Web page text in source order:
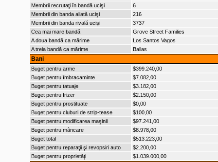
Membrii recrutaţi în bandă ucişi
6
Membrii din banda aliată ucişi
216
Membrii din banda rivală ucişi
3737
Cea mai mare bandă
Grove Street Families
A doua bandă ca mărime
Los Santos Vagos
A treia bandă ca mărime
Ballas
Bani
Buget pentru arme
$399.240,00
Buget pentru îmbracaminte
$7.082,00
Buget pentru tatuaje
$3.182,00
Buget pentru frizer
$2.150,00
Buget pentru prostituate
$0,00
Buget pentru cluburi de strip-tease
$100,00
Buget pentru modificarea maşinii
$97.241,00
Buget pentru mâncare
$8.978,00
Buget total
$513.223,00
Buget pentru reparaţii şi revopsiri auto
$2.200,00
Buget pentru proprietăţi
$1.039.000,00